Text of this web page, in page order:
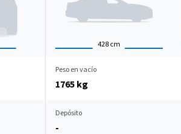
428 cm
Peso en vacío
1765 kg
Depósito
-